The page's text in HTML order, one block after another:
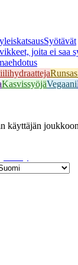
Syötävät
joita ei saa
KasvissyöjäVegaani
käyttäjän